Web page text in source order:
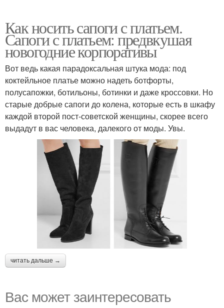
Как носить сапоги с платьем.
Сапоги с платьем: предвкушая
новогодние корпоративы
Вот ведь какая парадоксальная штука мода: под
коктейльное платье можно надеть ботфорты,
полусапожки, ботильоны, ботинки и даже кроссовки. Но
старые добрые сапоги до колена, которые есть в шкафу
каждой второй пост-советской женщины, скорее всего
выдадут в вас человека, далекого от моды. Увы.
читать дальше →
Вас может заинтересовать